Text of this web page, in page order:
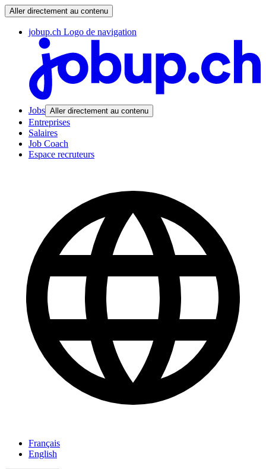
Aller directement au contenu
jobup.ch Logo de navigation
Jobs Aller directement au contenu
Entreprises
Salaires
Job Coach
Espace recruteurs
Français
English